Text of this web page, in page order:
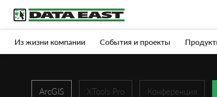
Услуги Продукты Истории успеха
Из жизни компании События и проекты
ArcGIS XTools Pro Конференция